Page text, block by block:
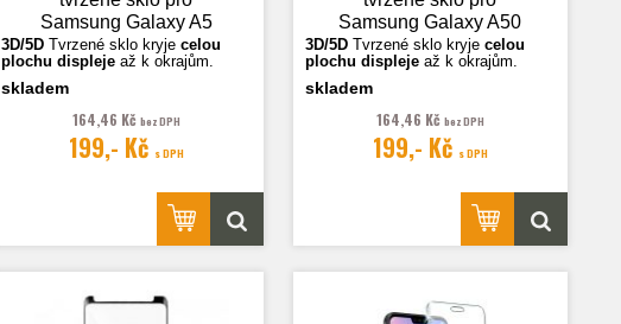
Samsung Galaxy A5
2017 (A520),
transparentní
3D/5DTvrzené sklo kryje celou
plochu displeje až k okrajům.
Fotografie jsou ilustrační.
skladem
164,46 Kč bez DPH
199,- Kč s DPH
Samsung Galaxy A50
(A505), černá
3D/5DTvrzené sklo kryje celou
plochu displeje až k okrajům.
Fotografie jsou ilustrační.
skladem
164,46 Kč bez DPH
199,- Kč s DPH